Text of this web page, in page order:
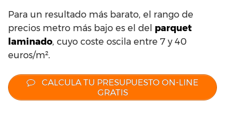
Para un resultado más barato, el rango de
precios metro más bajo es el del parquet
laminado, cuyo coste oscila entre 7 y 40
euros/m².
CALCULA TU PRESUPUESTO ON-LINE
GRATIS